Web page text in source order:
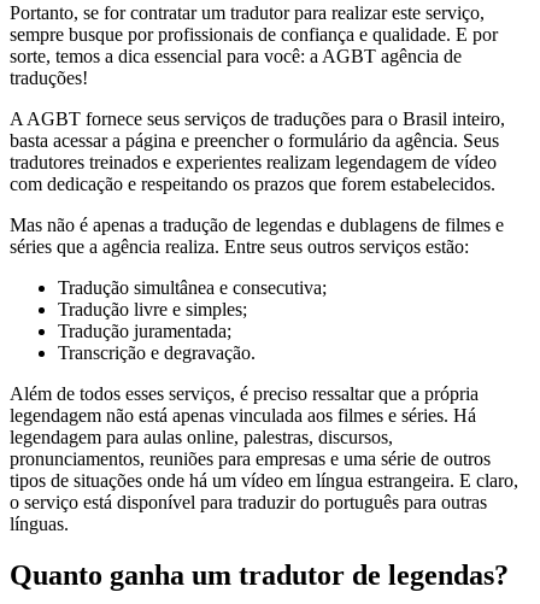
Portanto, se for contratar um tradutor para realizar este serviço,
sempre busque por profissionais de confiança e qualidade. E por
sorte, temos a dica essencial para você: a AGBT agência de
traduções!
A AGBT fornece seus serviços de traduções para o Brasil inteiro,
basta acessar a página e preencher o formulário da agência. Seus
tradutores treinados e experientes realizam legendagem de vídeo
com dedicação e respeitando os prazos que forem estabelecidos.
Mas não é apenas a tradução de legendas e dublagens de filmes e
séries que a agência realiza. Entre seus outros serviços estão:
Tradução simultânea e consecutiva;
Tradução livre e simples;
Tradução juramentada;
Transcrição e degravação.
Além de todos esses serviços, é preciso ressaltar que a própria
legendagem não está apenas vinculada aos filmes e séries. Há
legendagem para aulas online, palestras, discursos,
pronunciamentos, reuniões para empresas e uma série de outros
tipos de situações onde há um vídeo em língua estrangeira. E claro,
o serviço está disponível para traduzir do português para outras
línguas.
Quanto ganha um tradutor de legendas?